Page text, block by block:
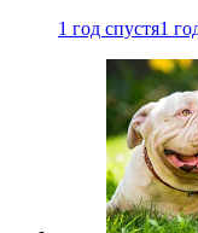
1 год спустя1